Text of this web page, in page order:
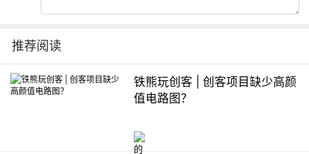
推荐阅读
铁熊玩创客 | 创客项目缺少高颜
值电路图？